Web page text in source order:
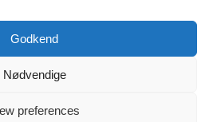
Godkend
Nødvendige
preferences
Taastrup
Thurø By Tilst Tinglev
Tjæreborg
Tørring Trige
Vester Hassing